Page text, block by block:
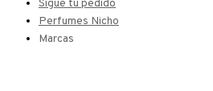
Sigue tu pedido
Perfumes Nicho
Marcas